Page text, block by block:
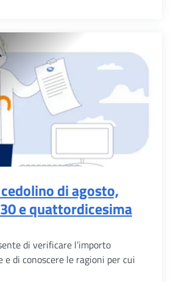
di agosto,
e quattordicesima
di verificare l’importo
e di conoscere le ragioni per cui